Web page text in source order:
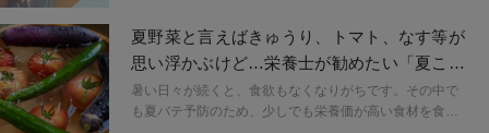
夏野菜と言えばきゅうり、トマト、なす等が
思い浮かぶけど…栄養士が勧めたい「夏こそ
食べるべき野菜」
暑い日々が続くと、食欲もなくなりがちです。その中で
も夏バテ予防のため、少しでも栄養価が高い食材を食べ